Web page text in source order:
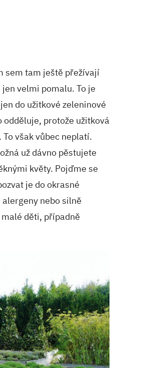
sem tam ještě přežívají
velmi pomalu. To je
do užitkové zeleninové
odděluje, protože užitková
však vůbec neplatí.
už dávno pěstujete
květy. Pojďme se
je do okrasné
nebo silně
děti, případně